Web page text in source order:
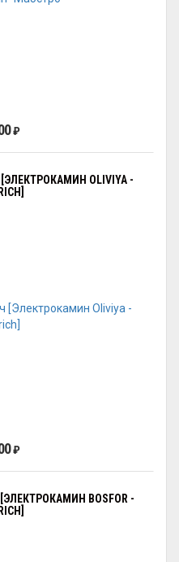
₽
OLIVIYA -
₽
BOSFOR -